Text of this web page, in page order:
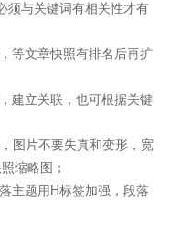
须与关键词有相关性才有
等文章快照有排名后再扩
建立关联，也可根据关键
图片不要失真和变形，宽
缩略图；
主题用H标签加强，段落